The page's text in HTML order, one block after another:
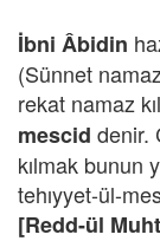
İbni Âbidin
(Sünnet
rekat namaz
mescid denir.
kılmak bunun
tehıyyet-ül-
[Redd-ül